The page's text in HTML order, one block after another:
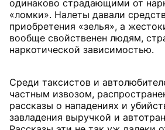
одинаково страдающими от
«ломки». Налеты давали
приобретения «зелья», а
вообще свойственен людям,
наркотической зависимостью.
Среди таксистов и
частным извозом,
рассказы о нападениях и
завладения выручкой и